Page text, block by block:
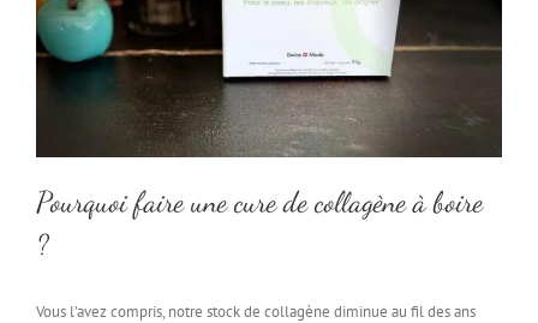
Pourquoi faire une cure de collagène à boire
?
Vous l’avez compris, notre stock de collagène diminue au fil des ans